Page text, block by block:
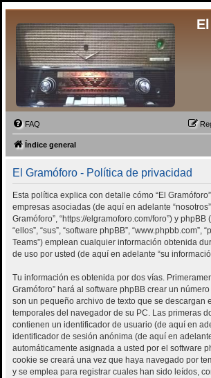
FAQ
Índice general
El Gramóforo - Política de privacidad
Esta política explica con detalle cómo “El
empresas asociadas (de aquí en adelante “nosotros”,
Gramóforo”, “https://elgramoforo.com/foro”) y
“ellos”, “sus”, “software phpBB”, “www.phpbb.com”,
Teams”) emplean cualquier información obtenida
de uso por usted (de aquí en adelante “su
Tu información es obtenida por dos vías.
Gramóforo” hará al software phpBB crear un
son un pequeño archivo de texto que se descargan
temporales del navegador de su PC. Las primeras
contienen un identificador de usuario (de aquí en
identificador de sesión anónima (de aquí en
automáticamente asignada a usted por el software
cookie se creará una vez que haya navegado por
y se emplea para registrar cuales han sido leídos,